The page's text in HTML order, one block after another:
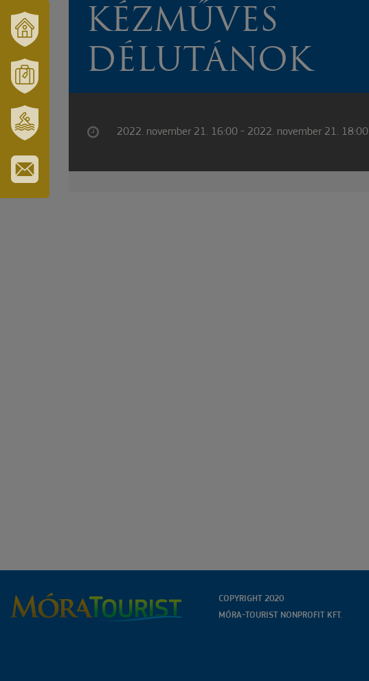
ÉS
TÉRSÉGÜNK
TURISZTIKA
ERZSÉBET
GYÓGYFÜRDŐ
IRATKOZZON
KÉZMŰVES
DÉLUTÁNOK
2022. november 21. 16:00 - 2022. november 21. 18:00
COPYRIGHT 2020
MÓRA-TOURIST NONPROFIT KFT.